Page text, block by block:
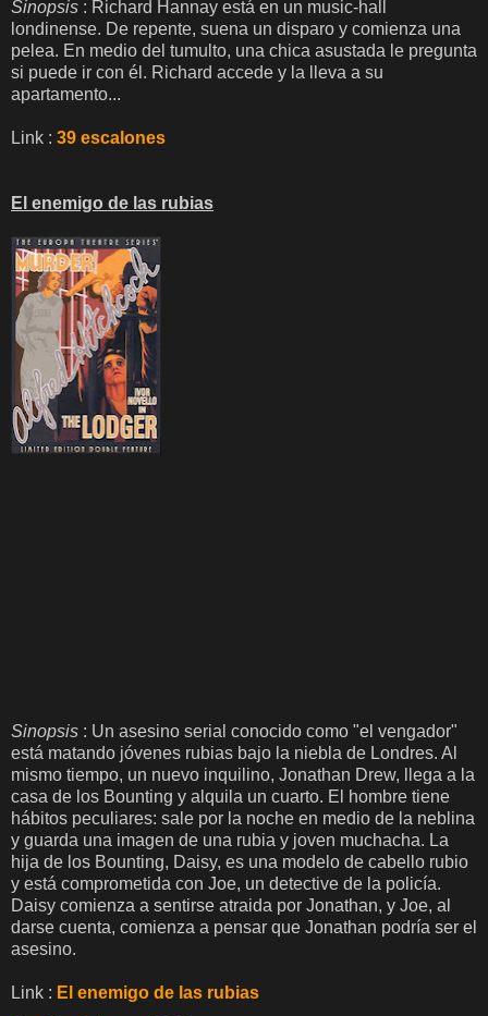
Sinopsis : Richard Hannay está en un music-hall
londinense. De repente, suena un disparo y comienza una
pelea. En medio del tumulto, una chica asustada le pregunta
si puede ir con él. Richard accede y la lleva a su
apartamento...
Link : 39 escalones
El enemigo de las rubias
Sinopsis : Un asesino serial conocido como "el vengador"
está matando jóvenes rubias bajo la niebla de Londres. Al
mismo tiempo, un nuevo inquilino, Jonathan Drew, llega a la
casa de los Bounting y alquila un cuarto. El hombre tiene
hábitos peculiares: sale por la noche en medio de la neblina
y guarda una imagen de una rubia y joven muchacha. La
hija de los Bounting, Daisy, es una modelo de cabello rubio
y está comprometida con Joe, un detective de la policía.
Daisy comienza a sentirse atraida por Jonathan, y Joe, al
darse cuenta, comienza a pensar que Jonathan podría ser el
asesino.
Link : El enemigo de las rubias